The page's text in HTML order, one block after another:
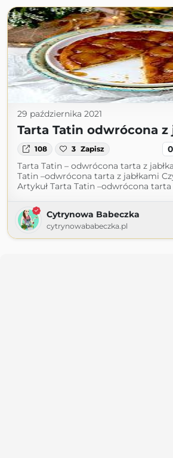
29 października 2021
Tarta Tatin odwrócona z
108 3 Zapisz 0
Tarta Tatin – odwrócona tarta z
Tatin –odwrócona tarta z jabłkami
Artykuł Tarta Tatin –odwrócona tarta
Cytrynowa Babeczka
cytrynowababeczka.pl